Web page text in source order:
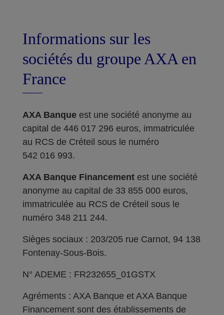
Informations sur les
sociétés du groupe AXA en
France
AXA Banque est une société anonyme au
capital de 446 017 296 euros, immatriculée
au RCS de Créteil sous le numéro
542 016 993.
AXA Banque Financement est une société
anonyme au capital de 33 855 000 euros,
immatriculée au RCS de Créteil sous le
numéro 348 211 244.
Sièges sociaux : 203/205 rue Carnot, 94 138
Fontenay-Sous-Bois.
N° ADEME : FR232655_01GSTX
Agréments : AXA Banque et AXA Banque
Financement sont des établissements de